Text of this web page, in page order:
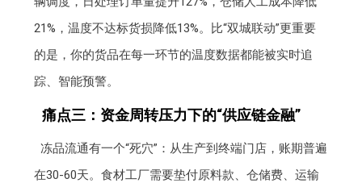
21%，温度不达标货损降低13%。比“双城联动”更重要
的是，你的货品在每一环节的温度数据都能被实时追
踪、智能预警。
痛点三：资金周转压力下的“供应链金融”
冻品流通有一个“死穴”：从生产到终端门店，账期普遍
在30-60天。食材工厂需要垫付原料款、仓储费、运输